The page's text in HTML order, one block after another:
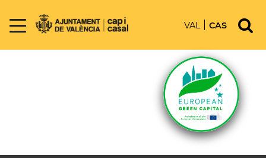
VAL CAS